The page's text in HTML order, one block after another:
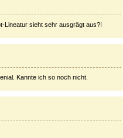
Lineatur sieht sehr ausgrägt aus?!
Kannte ich so noch nicht.